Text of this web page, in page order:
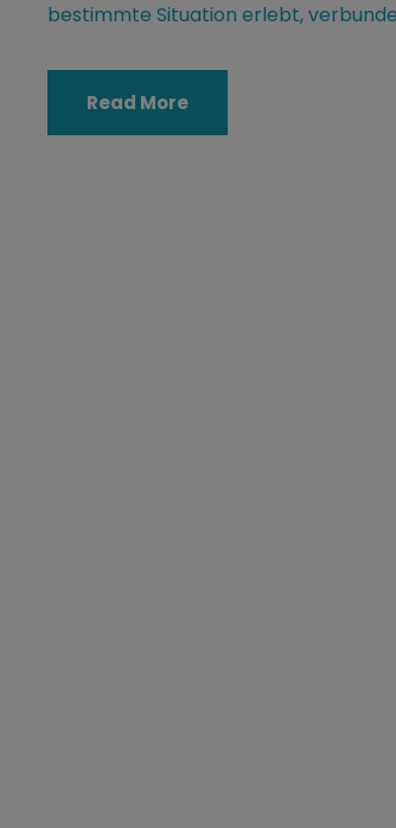
bestimmte Situation erlebt,
Read More